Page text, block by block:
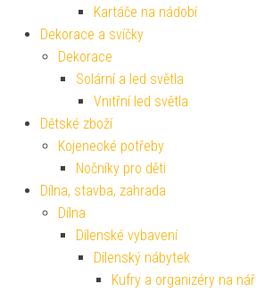
Kartáče na nádobí
Dekorace a svíčky
Dekorace
Solární a led světla
Vnitřní led světla
Dětské zboží
Kojenecké potřeby
Nočníky pro děti
Dílna, stavba, zahrada
Dílna
Dílenské vybavení
Dílenský nábytek
Kufry a organizéry na